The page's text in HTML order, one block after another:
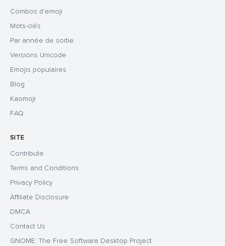
Combos d'emoji
Mots-clés
Par année de sortie
Versions Unicode
Emojis populaires
Blog
Kaomoji
FAQ
SITE
Contribute
Terms and Conditions
Privacy Policy
Affiliate Disclosure
DMCA
Contact Us
GNOME: The Free Software Desktop Project